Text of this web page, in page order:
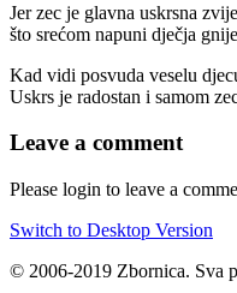
Jer zec je glavna uskrsna
što srećom napuni dječja
Kad vidi posvuda veselu
Uskrs je radostan i samom
Leave a comment
Please login to leave a
Switch to Desktop Version
© 2006-2019 Zbornica. Sva